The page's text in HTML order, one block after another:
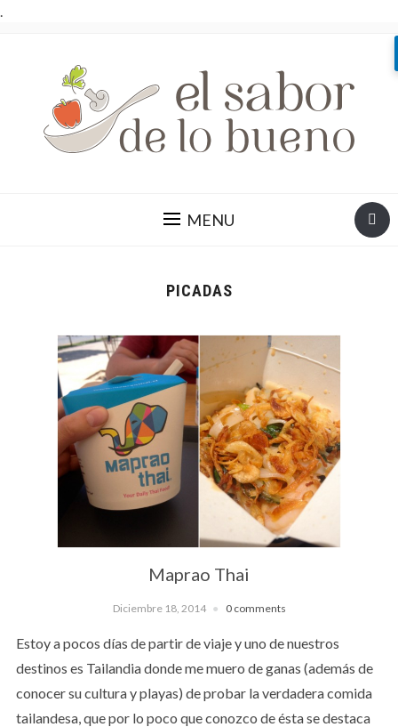
.
MENU
PICADAS
Maprao Thai
Diciembre 18, 2014 0 comments
Estoy a pocos días de partir de viaje y uno de nuestros
destinos es Tailandia donde me muero de ganas (además de
conocer su cultura y playas) de probar la verdadera comida
tailandesa, que por lo poco que conozco de ésta se destaca